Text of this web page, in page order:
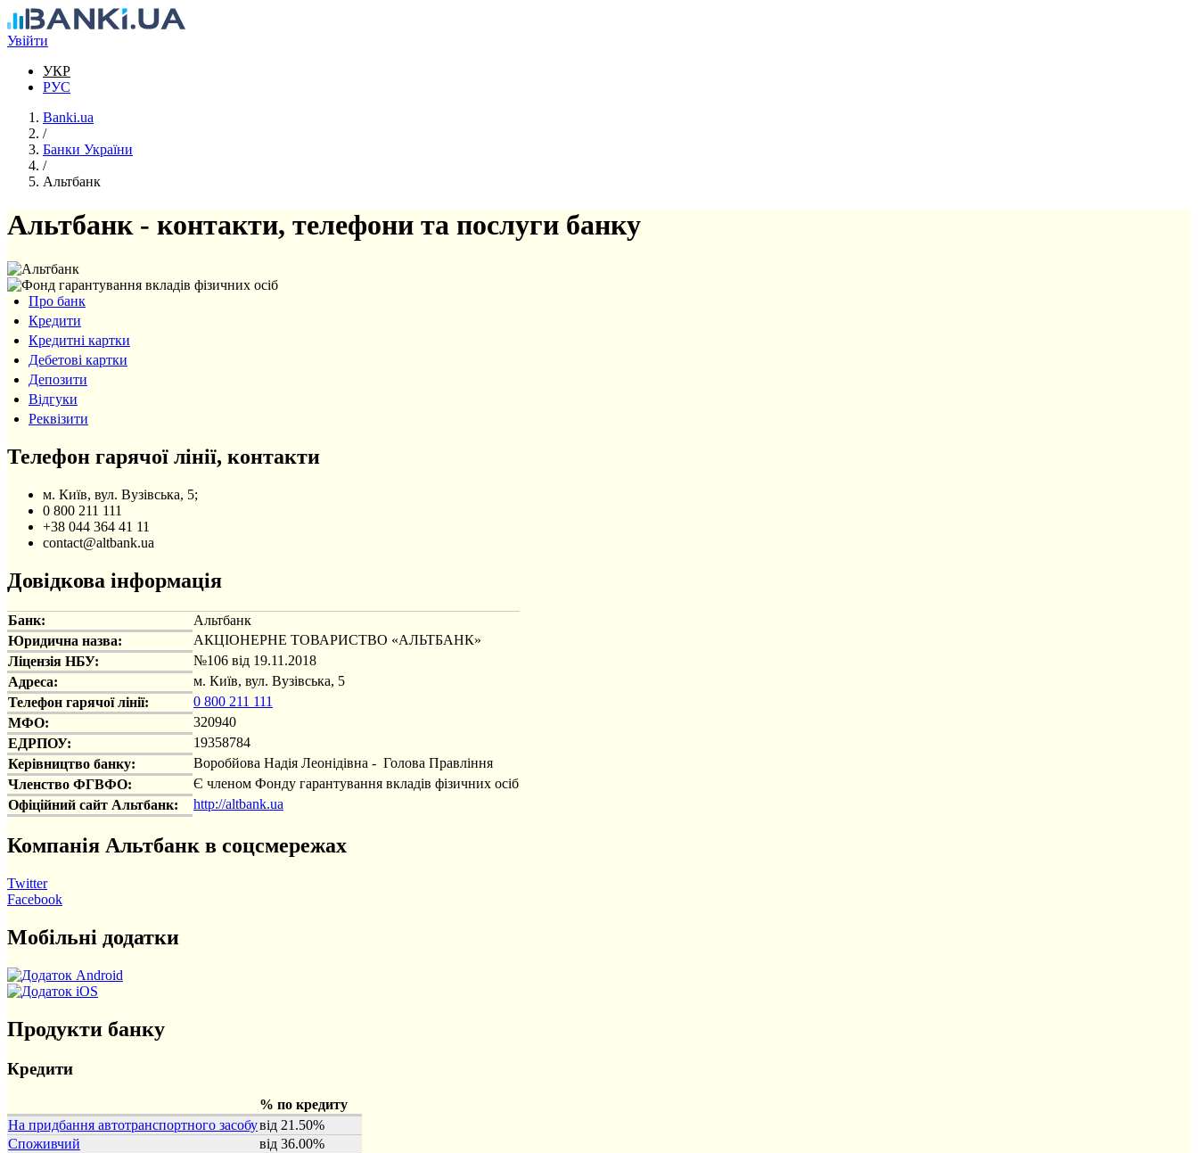
Перейти до основного вмісту
Увійти
УКР
РУС
Banki.ua
/
Банки України
/
Альтбанк
Альтбанк - контакти, телефони та послуги банку
Про банк
Кредити
Кредитні картки
Дебетові картки
Депозити
Відгуки
Реквізити
Телефон гарячої лінії, контакти
м. Київ, вул. Вузівська, 5;
0 800 211 111
+38 044 364 41 11
contact@altbank.ua
Довідкова інформація
Банк:
Альтбанк
Юридична назва:
АКЦІОНЕРНЕ ТОВАРИСТВО «АЛЬТБАНК»
Ліцензія НБУ:
№106 від 19.11.2018
Адреса:
м. Київ, вул. Вузівська, 5
Телефон гарячої лінії:
0 800 211 111
МФО:
320940
ЕДРПОУ:
19358784
Керівництво банку:
Воробйова Надія Леонідівна - Голова Правління
Членство ФГВФО:
Є членом Фонду гарантування вкладів фізичних осіб
Офіційний сайт Альтбанк:
http://altbank.ua
Компанія Альтбанк в соцсмережах
Twitter
Facebook
Мобільні додатки
Продукти банку
Кредити
% по кредиту
На придбання автотранспортного засобувід 21.50%
Споживчий
від 36.00%